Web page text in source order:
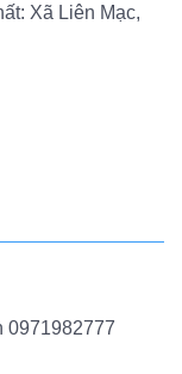
Xã Liên Mạc,
0971982777